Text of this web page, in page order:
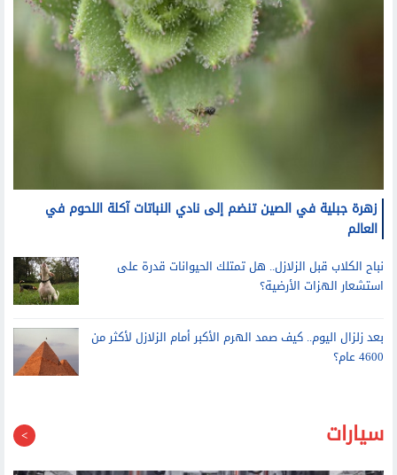
زهرة جبلية في الصين تنضم إلى نادي النباتات آكلة اللحوم في
العالم
استشعار الهزات الأرضية؟
4600 عام؟
سيارات